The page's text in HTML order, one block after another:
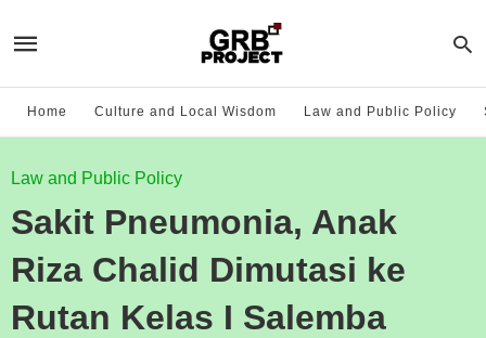
Home Culture and Local Wisdom Law and Public Policy
Law and Public Policy
Sakit Pneumonia, Anak
Riza Chalid Dimutasi ke
Rutan Kelas I Salemba